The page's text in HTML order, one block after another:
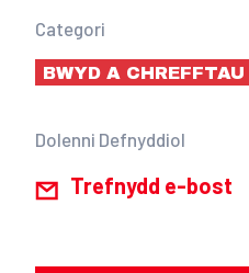
Categori
BWYD A CHREFFTAU
Dolenni Defnyddiol
Trefnydd e-bost